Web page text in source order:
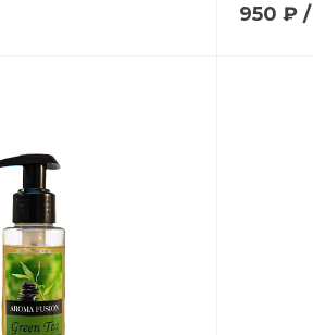
950 ₽/